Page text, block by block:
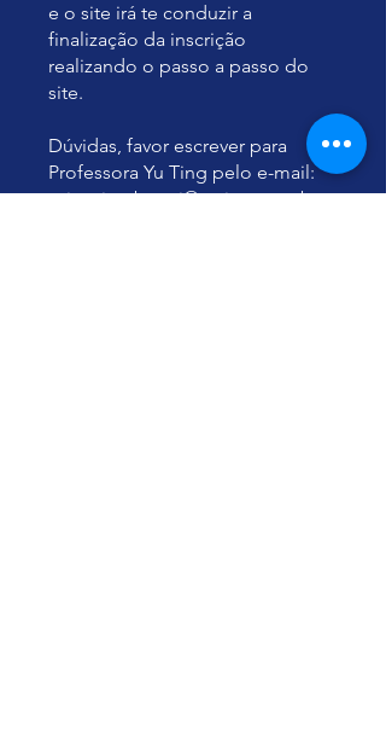
e o site irá te conduzir a
finalização da inscrição
realizando o passo a passo do
site.
Dúvidas, favor escrever para
Professora Yu Ting pelo e-mail:
grigorigrabovoi@yuting.com.br